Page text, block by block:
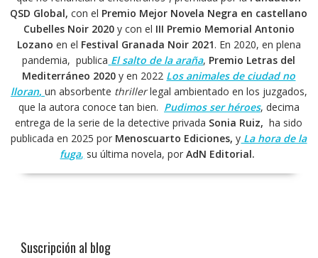
QSD Global,con el Premio Mejor Novela Negra en castellano
Cubelles Noir 2020 y con el III Premio Memorial Antonio
Lozano en el Festival Granada Noir 2021. En 2020, en plena
pandemia, publica El salto de la araña, Premio Letras del
Mediterráneo 2020y en 2022 Los animales de ciudad no
lloran, un absorbente thrillerlegal ambientado en los juzgados,
que la autora conoce tan bien. Pudimos ser héroes, decima
entrega de la serie de la detective privada Sonia Ruiz, ha sido
publicada en 2025 por Menoscuarto Ediciones,y La hora de la
fuga, su última novela, porAdN Editorial.
Suscripción al blog